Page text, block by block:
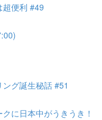
超便利 #49
グ誕生秘話 #51
に日本中がうきうき！